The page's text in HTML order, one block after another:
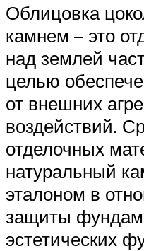
Облицовка
камнем – это
над землей
целью
от внешних
воздействий.
отделочных
натуральный
эталоном в
защиты
эстетических